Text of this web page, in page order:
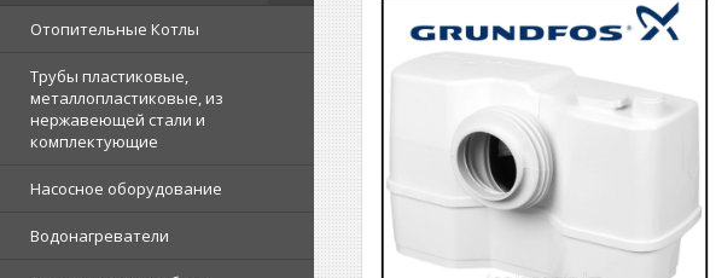
Отопительные Котлы
Трубы пластиковые,
металлопластиковые, из
нержавеющей стали и
комплектующие
Насосное оборудование
Водонагреватели